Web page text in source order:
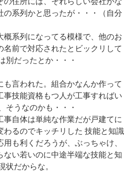
の系列かと思ったが・・・（自分
概系列になってる模様で、他のお
名前で対応されたとビックリして
別だったとか・・・
も言われた。組合かなんか作って
事技能資格もつ人が工事すればい
そうなのかも・・・
事自体は単純な作業だが戸建てに
わるのでキッチリした 技能と知識
も利くだろうが、ぶっちゃけ、
ない若いのに中途半端な技能と知
状だからな。